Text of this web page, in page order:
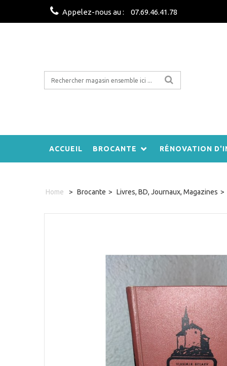
Appelez-nous au : 07.69.46.41.78
ACCUEIL BROCANTE RÉNOVATION
Home > Brocante > Livres, BD, Journaux, Magazines >